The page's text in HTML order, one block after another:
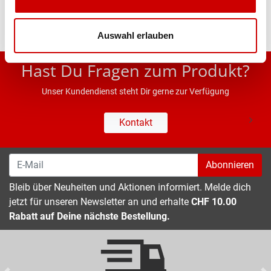
Auswahl erlauben
* UVP des Herstellers; Alle Preisangaben inkl. MwSt.
Hast Du Fragen zum Produkt?
Unser Kundendienst steht Dir gerne zur Verfügung
Kontakt
Abonnieren
Bleib über Neuheiten und Aktionen informiert. Melde dich
jetzt für unseren Newsletter an und erhalte CHF 10.00
Rabatt auf Deine nächste Bestellung.